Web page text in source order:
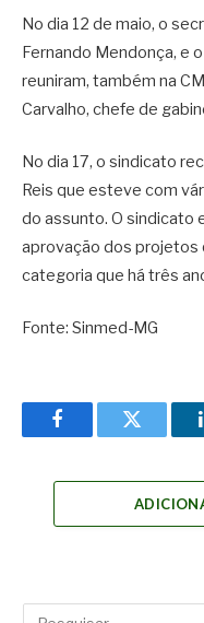
No dia 12 de maio, o
Fernando Mendonça, e
reuniram, também na
Carvalho, chefe de
No dia 17, o sindicato
Reis que esteve com
do assunto. O sindicato
aprovação dos projetos
categoria que há três
Fonte: Sinmed-MG
FacebookTwitter